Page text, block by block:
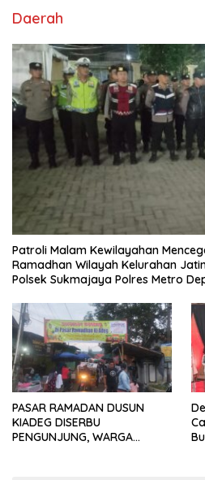
Daerah
Patroli Malam Kewilayahan
Ramadhan Wilayah Kelurahan
Polsek Sukmajaya Polres Metro
PASAR RAMADAN DUSUN
KIADEG DISERBU
PENGUNJUNG, WARGA